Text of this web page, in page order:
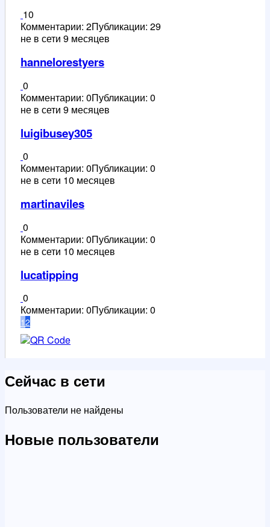
10
Комментарии: 2Публикации: 29
не в сети 9 месяцев
hannelorestyers
0
Комментарии: 0Публикации: 0
не в сети 9 месяцев
luigibusey305
0
Комментарии: 0Публикации: 0
не в сети 10 месяцев
martinaviles
0
Комментарии: 0Публикации: 0
не в сети 10 месяцев
lucatipping
0
Комментарии: 0Публикации: 0
12
Сейчас в сети
Пользователи не найдены
Новые пользователи